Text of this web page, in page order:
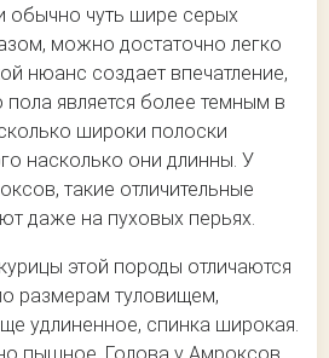
обычно чуть шире серых
можно достаточно легко
нюанс создает впечатление,
пола является более темным в
широки полоски
насколько они длинны. У
такие отличительные
даже на пуховых перьях.
этой породы отличаются
размерам туловищем,
удлиненное, спинка широкая.